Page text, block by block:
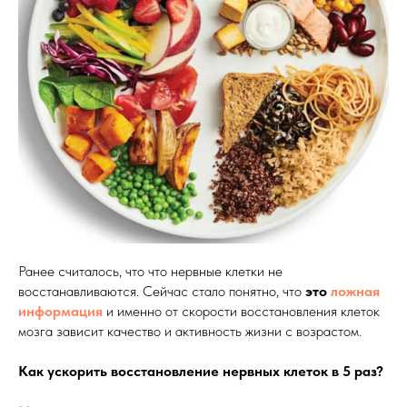
Ранее считалось, что что нервные клетки не
восстанавливаются. Сейчас стало понятно, что это ложная
информация и именно от скорости восстановления клеток
мозга зависит качество и активность жизни с возрастом.
Как ускорить восстановление нервных клеток в 5 раз?